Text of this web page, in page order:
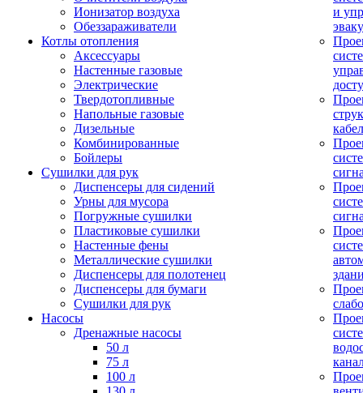
Ионизатор воздуха
Обеззараживатели
Котлы отопления
Аксессуары
Настенные газовые
Электрические
Твердотопливные
Напольные газовые
Дизельные
Комбинированные
Бойлеры
Сушилки для рук
Диспенсеры для сидений
Урны для мусора
Погружные сушилки
Пластиковые сушилки
Настенные фены
Металлические сушилки
Диспенсеры для полотенец
Диспенсеры для бумаги
Сушилки для рук
Насосы
Дренажные насосы
50 л
75 л
100 л
и